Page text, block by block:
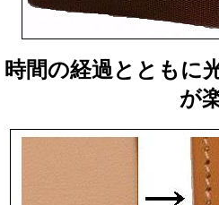
時間の経過とともに
が